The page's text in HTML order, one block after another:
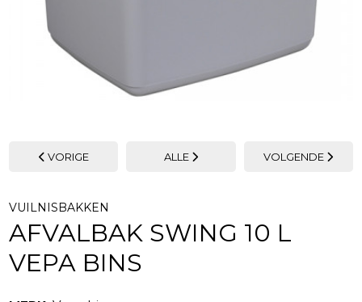
VORIGE ALLE VOLGENDE
VUILNISBAKKEN
AFVALBAK SWING 10 L
VEPA BINS